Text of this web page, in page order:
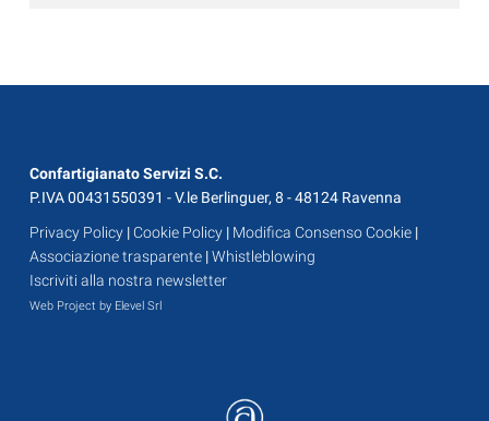
Confartigianato Servizi S.C.
P.IVA 00431550391 - V.le Berlinguer, 8 - 48124 Ravenna
Privacy Policy |Cookie Policy | Modifica Consenso Cookie |
Associazione trasparente |Whistleblowing
Iscriviti alla nostra newsletter
Web Project by Elevel Srl